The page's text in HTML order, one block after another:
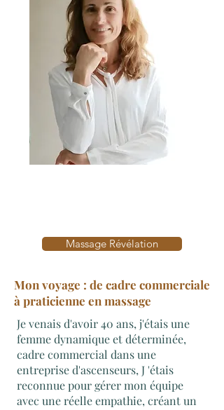
Massage Révélation
Mon voyage : de cadre commerciale
à praticienne en massage
Je venais d'avoir 40 ans, j'étais une
femme dynamique et déterminée,
cadre commercial dans une
entreprise d'ascenseurs, J 'étais
reconnue pour gérer mon équipe
avec une réelle empathie, créant un